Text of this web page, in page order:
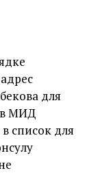
для
в МИД
список для